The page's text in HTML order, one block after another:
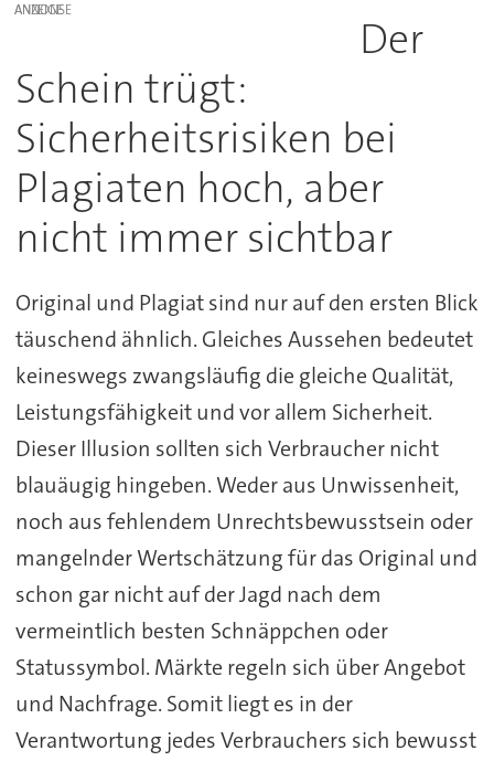
ANZEIGE
Der
Schein trügt:
Sicherheitsrisiken bei
Plagiaten hoch, aber
nicht immer sichtbar
Original und Plagiat sind nur auf den ersten Blick
täuschend ähnlich. Gleiches Aussehen bedeutet
keineswegs zwangsläufig die gleiche Qualität,
Leistungsfähigkeit und vor allem Sicherheit.
Dieser Illusion sollten sich Verbraucher nicht
blauäugig hingeben. Weder aus Unwissenheit,
noch aus fehlendem Unrechtsbewusstsein oder
mangelnder Wertschätzung für das Original und
schon gar nicht auf der Jagd nach dem
vermeintlich besten Schnäppchen oder
Statussymbol. Märkte regeln sich über Angebot
und Nachfrage. Somit liegt es in der
Verantwortung jedes Verbrauchers sich bewusst